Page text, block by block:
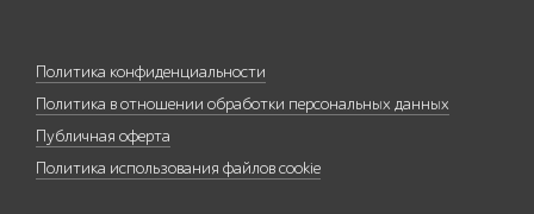
Политика конфиденциальности
Политика в отношении обработки персональных данных
Публичная оферта
Политика использования файлов cookie